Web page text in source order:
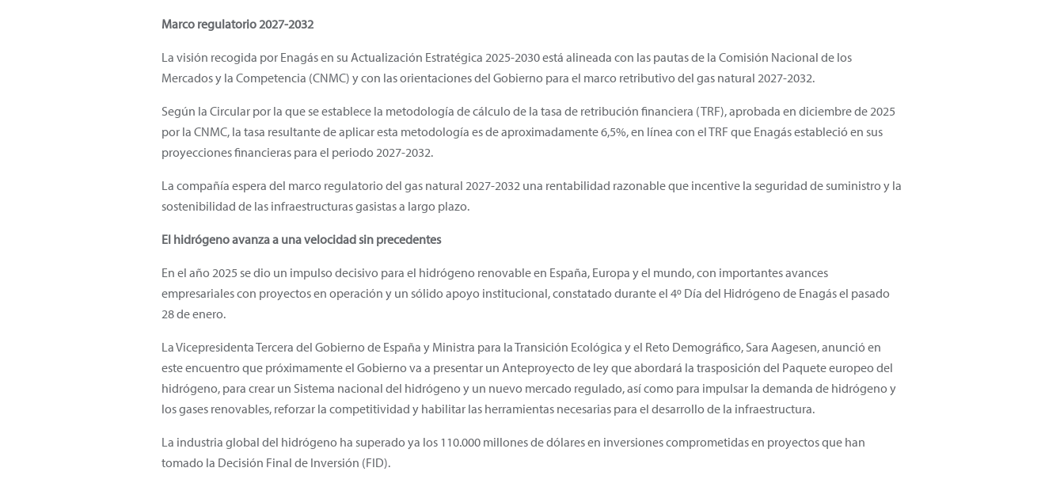
Marco regulatorio 2027-2032
La visión recogida por Enagás en su Actualización Estratégica 2025-2030 está alineada con las pautas de la Comisión Nacional de los
Mercados y la Competencia (CNMC) y con las orientaciones del Gobierno para el marco retributivo del gas natural 2027-2032.
Según la Circular por la que se establece la metodología de cálculo de la tasa de retribución financiera (TRF), aprobada en diciembre de 2025
por la CNMC, la tasa resultante de aplicar esta metodología es de aproximadamente 6,5%, en línea con el TRF que Enagás estableció en sus
proyecciones financieras para el periodo 2027-2032.
La compañía espera del marco regulatorio del gas natural 2027-2032 una rentabilidad razonable que incentive la seguridad de suministro y la
sostenibilidad de las infraestructuras gasistas a largo plazo.
El hidrógeno avanza a una velocidad sin precedentes
En el año 2025 se dio un impulso decisivo para el hidrógeno renovable en España, Europa y el mundo, con importantes avances
empresariales con proyectos en operación y un sólido apoyo institucional, constatado durante el 4º Día del Hidrógeno de Enagás el pasado
28 de enero.
La Vicepresidenta Tercera del Gobierno de España y Ministra para la Transición Ecológica y el Reto Demográfico, Sara Aagesen, anunció en
este encuentro que próximamente el Gobierno va a presentar un Anteproyecto de ley que abordará la trasposición del Paquete europeo del
hidrógeno, para crear un Sistema nacional del hidrógeno y un nuevo mercado regulado, así como para impulsar la demanda de hidrógeno y
los gases renovables, reforzar la competitividad y habilitar las herramientas necesarias para el desarrollo de la infraestructura.
La industria global del hidrógeno ha superado ya los 110.000 millones de dólares en inversiones comprometidas en proyectos que han
tomado la Decisión Final de Inversión (FID).